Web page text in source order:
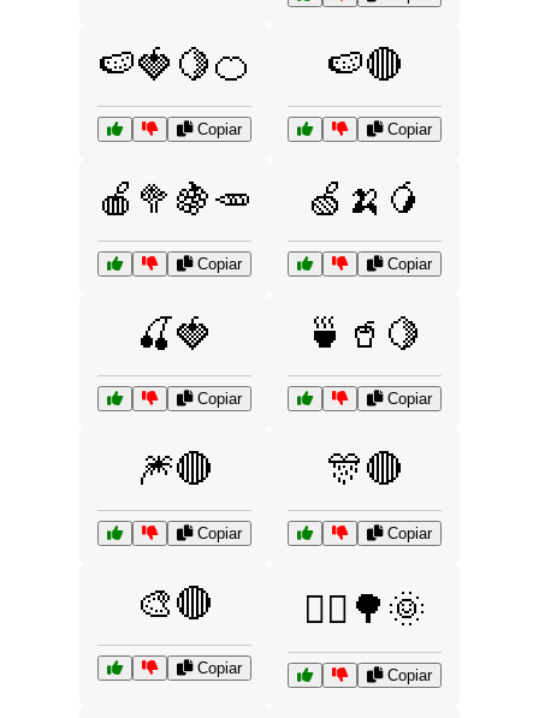
🍉🍓🍋🍊
Copiar
🍉🔴
Copiar
🍎🥦🍇🥕
Copiar
🍏🍌🥭
Copiar
🍒🍓
Copiar
🍵🥤🍋
Copiar
🎆🔴
Copiar
🎊🔴
Copiar
🎨🔴
Copiar
🏃‍♀️🌳🌞
Copiar